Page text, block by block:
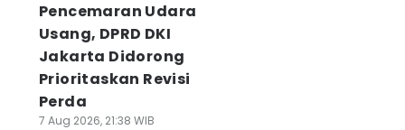
Pencemaran Udara
Usang, DPRD DKI
Jakarta Didorong
Prioritaskan Revisi
Perda
7 Aug 2026, 21:38 WIB